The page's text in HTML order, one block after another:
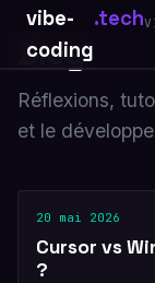
vibe-
coding
.tech
Blog
Réflexions,
et le
20 mai 2026
Cursor vs
?